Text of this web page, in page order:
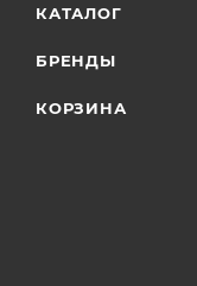
КАТАЛОГ
БРЕНДЫ
КОРЗИНА